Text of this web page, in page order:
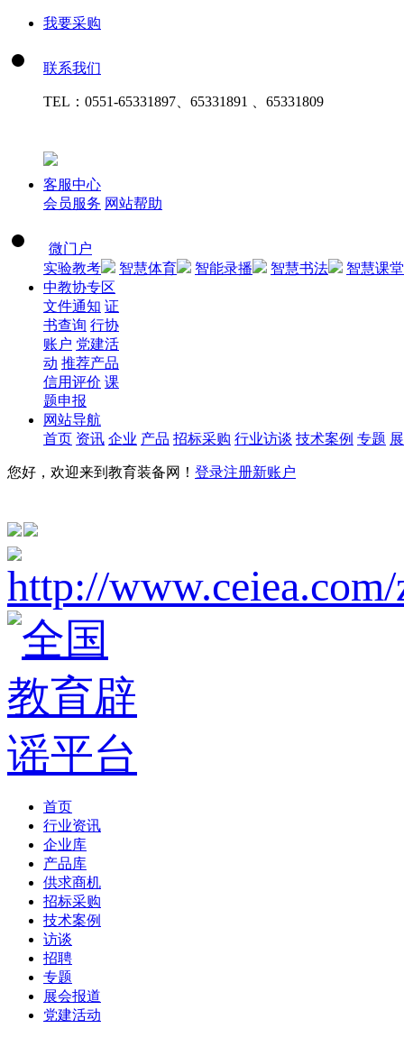
我要采购
联系我们
TEL： 0551-65331897、65331891 、65331809
客服中心
会员服务 网站帮助
微门户
实验教考
智慧体育 智能录播 智慧书法
智慧课堂
中教协专区
文件通知 证
书查询 行协
账户 党建活
动 推荐产品
信用评价 课
题申报
网站导航
首页 资讯 企业 产品 招标采购 行业访谈 技术案例 专题
您好，欢迎来到教育装备网！ 登录注册新账户
首页
行业资讯
企业库
产品库
供求商机
招标采购
技术案例
访谈
招聘
专题
展会报道
党建活动